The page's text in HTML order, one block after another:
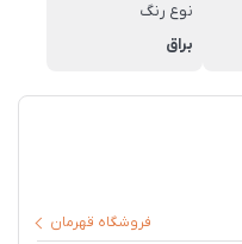
نوع رنگ
براق
فروشگاه قهرمان